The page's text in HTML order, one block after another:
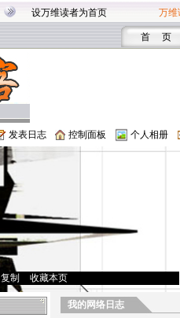
设万维读者为首页 万维
首 页
发表日志 控制面板 个人相册
复制 收藏本页
我的网络日志